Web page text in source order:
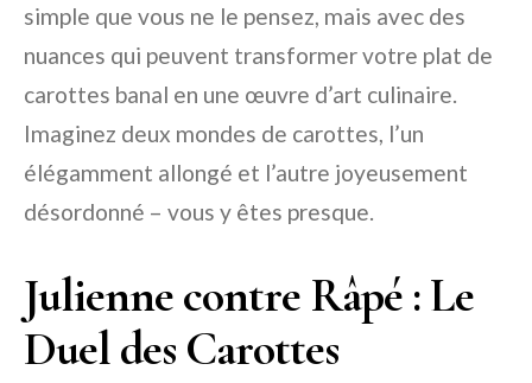
simple que vous ne le pensez, mais avec des
nuances qui peuvent transformer votre plat de
carottes banal en une œuvre d’art culinaire.
Imaginez deux mondes de carottes, l’un
élégamment allongé et l’autre joyeusement
désordonné – vous y êtes presque.
Julienne contre Râpé : Le
Duel des Carottes